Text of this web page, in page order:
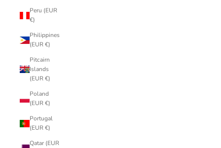
Peru (EUR
€)
Philippines
(EUR €)
Pitcairn
Islands
(EUR €)
Poland
(EUR €)
Portugal
(EUR €)
Qatar (EUR